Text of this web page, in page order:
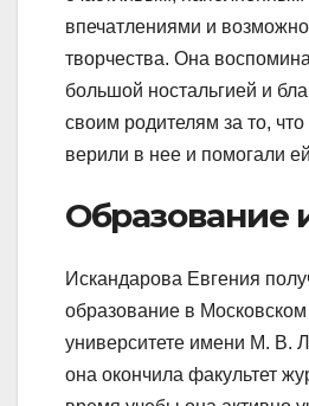
впечатлениями и
творчества. Она
большой ностальгией и
своим родителям за то, что
верили в нее и помогали
Образование
Искандарова Евгения
образование в Московском
университете имени М. В.
она окончила факультет